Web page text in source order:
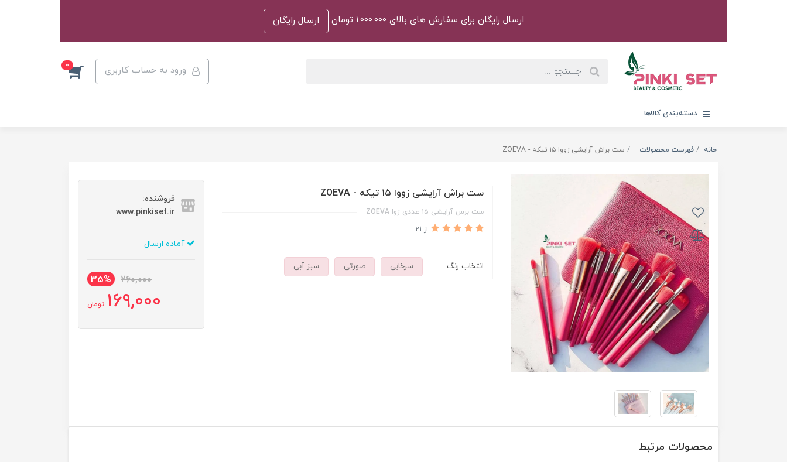
ارسال رایگان برای سفارش های بالای 1.000.000 تومان ارسال رایگان
ورود به حساب کاربری 0
دسته‌بندی کالاها
خانه فهرست محصولات ست براش آرایشی زووا ۱۵ تیکه - ZOEVA
ست براش آرایشی زووا ۱۵ تیکه - ZOEVA
ست برس آرایشی ۱۵ عددی زوا ZOEVA
از 21
انتخاب رنگ: سرخابی صورتی سبز آبی
فروشنده:
www.pinkiset.ir
آماده ارسال
260,000
35%
169,000 تومان
محصولات مرتبط